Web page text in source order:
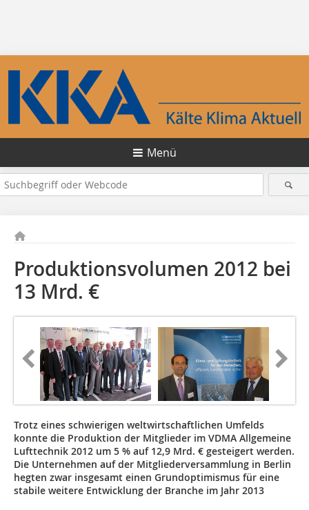
Menü
Produktionsvolumen 2012 bei
13 Mrd. €
Trotz eines schwierigen weltwirtschaftlichen Umfelds
konnte die Produktion der Mitglieder im VDMA Allgemeine
Lufttechnik 2012 um 5 % auf 12,9 Mrd. € gesteigert werden.
Die Unternehmen auf der Mitgliederversammlung in Berlin
hegten zwar insgesamt einen Grundoptimismus für eine
stabile weitere Entwicklung der Branche im Jahr 2013